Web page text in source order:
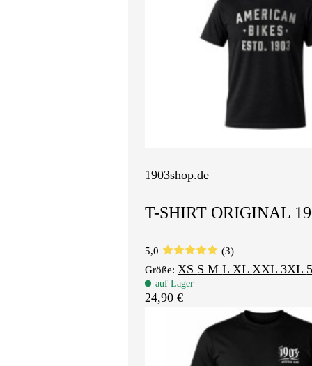
1903shop.de
T-SHIRT ORIGINAL
5,0
(3)
Größe: XS SML XL XXL3XL
auf Lager
24,90 €